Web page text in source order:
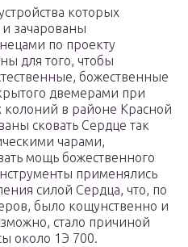
которых
зачарованы
по проекту
для того, чтобы
божественные
двемерами при
колоний в районе Красной
сковать Сердце так
чарами,
мощь божественного
применялись
силой Сердца, что, по
было кощунственно и
стало причиной
около 1Э 700.